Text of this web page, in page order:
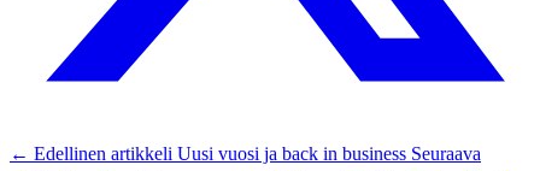
← Edellinen artikkeli Uusi vuosi ja back in business Seuraava